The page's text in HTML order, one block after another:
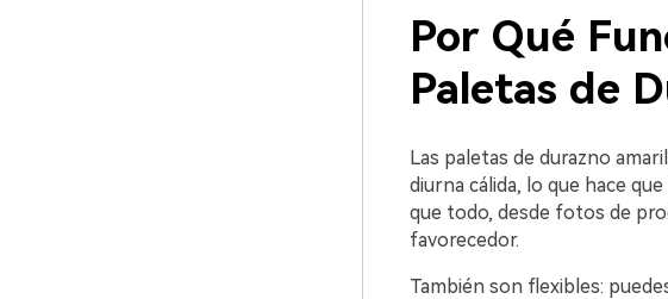
Por Qué
Paletas de
Las paletas de durazno
diurna cálida, lo que hace
que todo, desde fotos de
favorecedor.
También son flexibles: